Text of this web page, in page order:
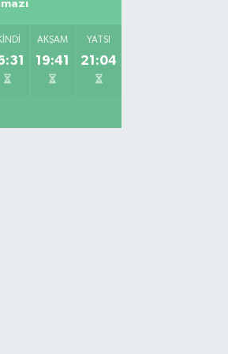
Caddesi 6 6B
Sokak Bağkur
AKŞAM
19:41
YATSI
21:04